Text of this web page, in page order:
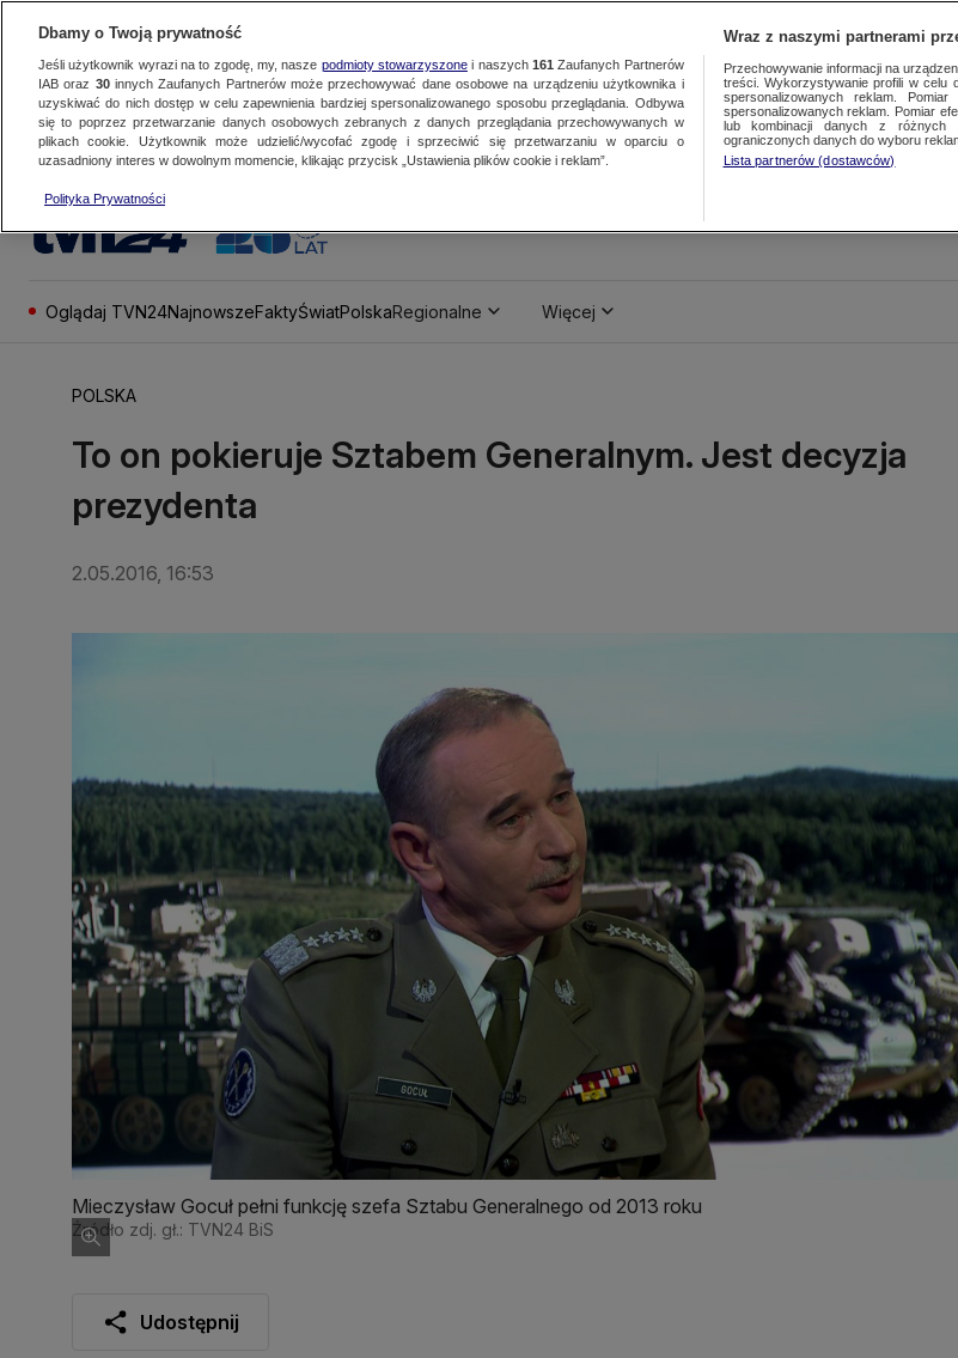
Oglądaj TVN24NajnowszeFaktyŚwiatPolskaRegionalne Więcej
POLSKA
To on pokieruje Sztabem Generalnym. Jest decyzja
prezydenta
2.05.2016, 16:53
Mieczysław Gocuł pełni funkcję szefa Sztabu Generalnego od 2013 roku
Źródło zdj. gł.: TVN24 BiS
Udostępnij
Dbamy o Twoją prywatność
Jeśli użytkownik wyrazi na to zgodę, my, nasze podmioty stowarzyszonei naszych 161 Zaufanych Partnerów
IAB oraz 30innych Zaufanych Partnerów może przechowywać dane osobowe na urządzeniu użytkownika i
uzyskiwać do nich dostęp w celu zapewnienia bardziej spersonalizowanego sposobu przeglądania. Odbywa
się to poprzez przetwarzanie danych osobowych zebranych z danych przeglądania przechowywanych w
plikach cookie. Użytkownik może udzielić/wycofać zgodę i sprzeciwić się przetwarzaniu w oparciu o
uzasadniony interes w dowolnym momencie, klikając przycisk „Ustawienia plików cookie i reklam”.
Polityka Prywatności
Wraz z naszymi partnerami
Przechowywanie informacji na
treści. Wykorzystywanie profili w celu
spersonalizowanych reklam.
spersonalizowanych reklam. Pomiar
lub kombinacji danych z różnych
ograniczonych danych do wyboru
Lista partnerów (dostawców)